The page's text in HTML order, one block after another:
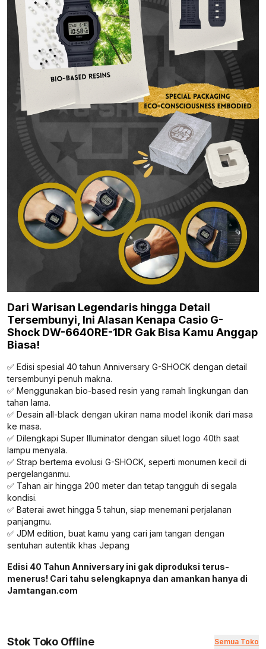
Dari Warisan Legendaris hingga Detail
Tersembunyi, Ini Alasan Kenapa Casio G-
Shock DW-6640RE-1DR Gak Bisa Kamu Anggap
Biasa!
✅ Edisi spesial 40 tahun Anniversary G-SHOCK dengan detail
tersembunyi penuh makna.
✅ Menggunakan bio-based resin yang ramah lingkungan dan
tahan lama.
✅ Desain all-black dengan ukiran nama model ikonik dari masa
ke masa.
✅ Dilengkapi Super Illuminator dengan siluet logo 40th saat
lampu menyala.
✅ Strap bertema evolusi G-SHOCK, seperti monumen kecil di
pergelanganmu.
✅ Tahan air hingga 200 meter dan tetap tangguh di segala
kondisi.
✅ Baterai awet hingga 5 tahun, siap menemani perjalanan
panjangmu.
✅ JDM edition, buat kamu yang cari jam tangan dengan
sentuhan autentik khas Jepang
Edisi 40 Tahun Anniversary ini gak diproduksi terus-
menerus! Cari tahu selengkapnya dan amankan hanya di
Jamtangan.com
Stok Toko Offline Semua Toko